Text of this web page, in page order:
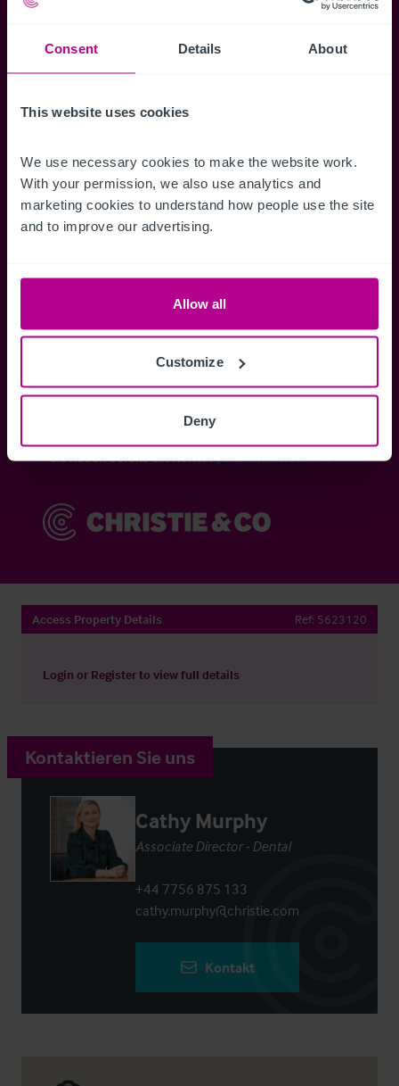
Consent Details About
This website uses cookies
We use necessary cookies to make the website work.
With your permission, we also use analytics and
marketing cookies to understand how people use the site
and to improve our advertising.
Allow all
Customize
Deny
Suchkriterien zu speichern und
Zugriff auf alle
Informationen
Verkaufsmandate - exklusiv für
Speichern
Suchkriterien
Sie haben bereits ein Konto? Jetzt anmelden
Access Property Details Ref: 5623120
Login or Registerto view full details
Kontaktieren Sie uns
Cathy Murphy
Associate Director - Dental
+44 7756 875 133
cathy.murphy@christie.com
Kontakt